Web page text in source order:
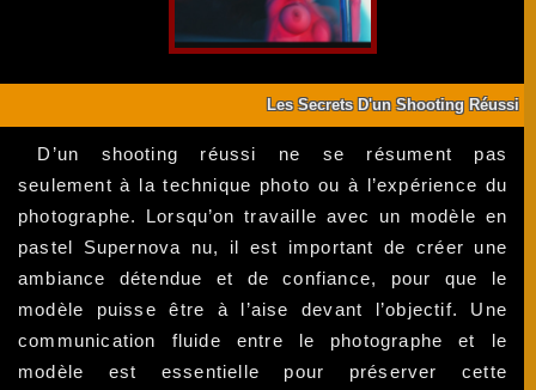
Les Secrets D'un Shooting Réussi
D’un shooting réussi ne se résument pas
seulement à la technique photo ou à l’expérience du
photographe. Lorsqu’on travaille avec un modèle en
pastel Supernova nu, il est important de créer une
ambiance détendue et de confiance, pour que le
modèle puisse être à l’aise devant l’objectif. Une
communication fluide entre le photographe et le
modèle est essentielle pour préserver cette